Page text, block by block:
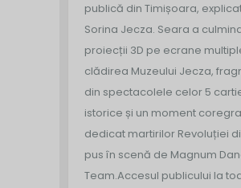
publică din Timișoara,
Sorina Jecza. Seara a
proiecții 3D pe ecrane
clădirea Muzeului Jecza,
din spectacolele celor 5
istorice și un moment
dedicat martirilor Revoluției
pus în scenă de Magnum
Team.Accesul publicului la